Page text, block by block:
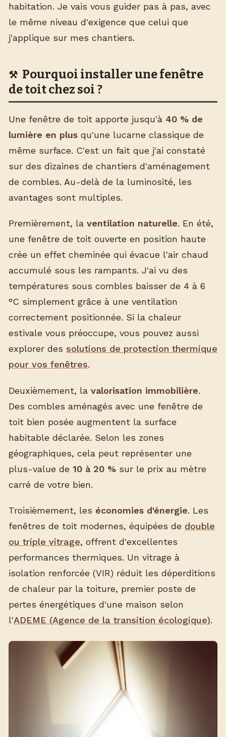
habitation. Je vais vous guider pas à pas, avec
le même niveau d'exigence que celui que
j'applique sur mes chantiers.
Pourquoi installer une fenêtre
de toit chez soi ?
Une fenêtre de toit apporte jusqu'à 40 % de
lumière en plus qu'une lucarne classique de
même surface. C'est un fait que j'ai constaté
sur des dizaines de chantiers d'aménagement
de combles. Au-delà de la luminosité, les
avantages sont multiples.
Premièrement, la ventilation naturelle. En été,
une fenêtre de toit ouverte en position haute
crée un effet cheminée qui évacue l'air chaud
accumulé sous les rampants. J'ai vu des
températures sous combles baisser de 4 à 6
°C simplement grâce à une ventilation
correctement positionnée. Si la chaleur
estivale vous préoccupe, vous pouvez aussi
explorer des solutions de protection thermique
pour vos fenêtres.
Deuxièmement, la valorisation immobilière.
Des combles aménagés avec une fenêtre de
toit bien posée augmentent la surface
habitable déclarée. Selon les zones
géographiques, cela peut représenter une
plus-value de 10 à 20 % sur le prix au mètre
carré de votre bien.
Troisièmement, les économies d'énergie. Les
fenêtres de toit modernes, équipées de double
ou triple vitrage, offrent d'excellentes
performances thermiques. Un vitrage à
isolation renforcée (VIR) réduit les déperditions
de chaleur par la toiture, premier poste de
pertes énergétiques d'une maison selon
l'ADEME (Agence de la transition écologique).